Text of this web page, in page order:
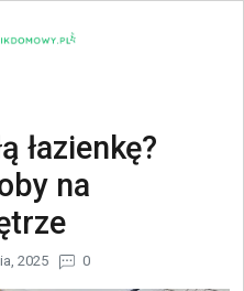
łazienkę?
na
2025 0